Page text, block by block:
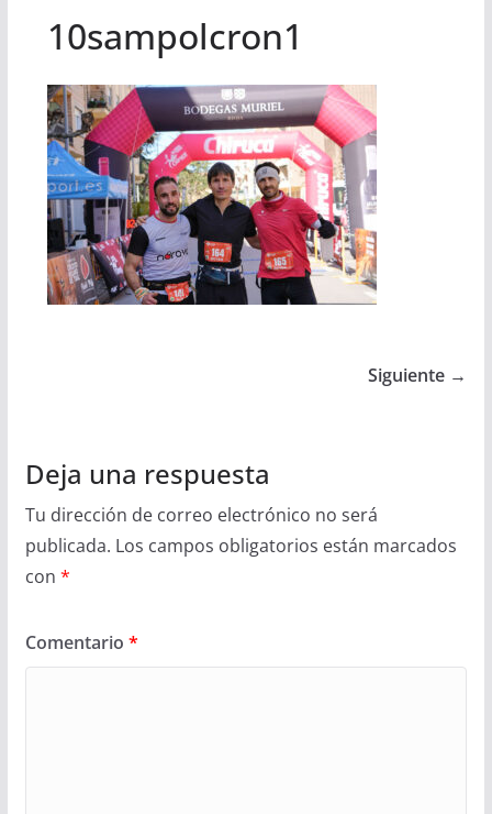
10sampolcron1
Siguiente →
Deja una respuesta
Tu dirección de correo electrónico no será
publicada. Los campos obligatorios están marcados
con *
Comentario *